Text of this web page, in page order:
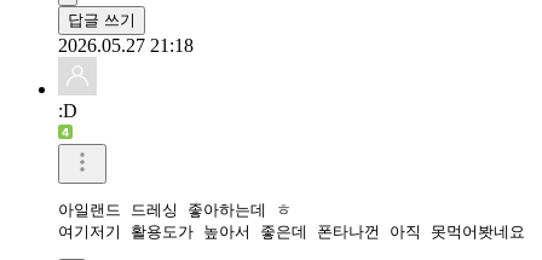
답글 쓰기
2026.05.27 21:18
:D
아일랜드 드레싱 좋아하는데 ㅎ
여기저기 활용도가 높아서 좋은데 폰타나껀 아직 못먹어봣네요